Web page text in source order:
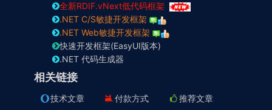
全新RDIF.vNext低代码框架
.NET C/S敏捷开发框架
.NET Web敏捷开发框架
快速开发框架(EasyUI版本)
.NET 代码生成器
相关链接
技术文章 付款方式 推荐文章